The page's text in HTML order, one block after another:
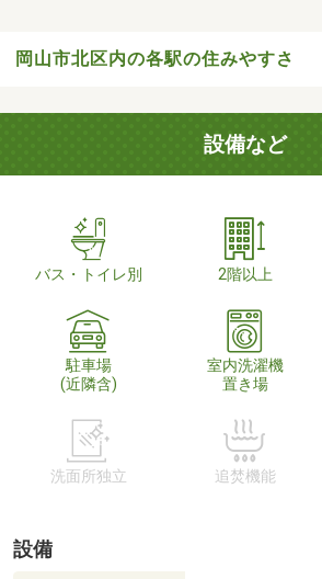
岡山市北区内の各駅の住みやすさ
設備など
バス・トイレ別 2階以上
駐車場
(近隣含)
室内洗濯機
置き場
洗面所独立 追焚機能
設備